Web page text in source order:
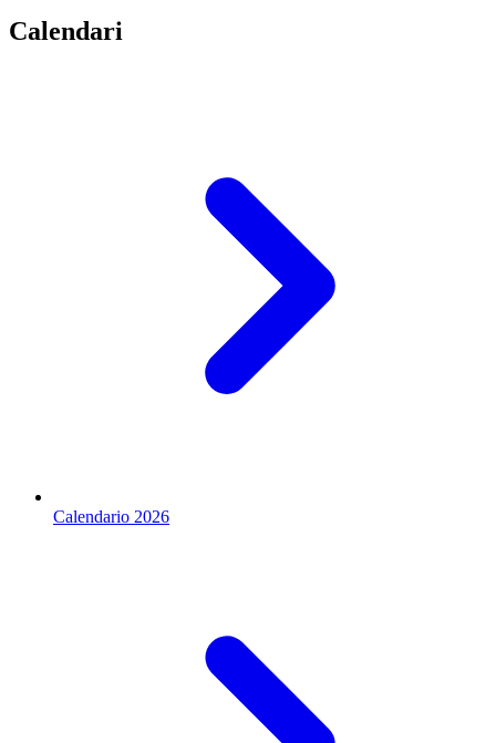
Calendari
Calendario 2026